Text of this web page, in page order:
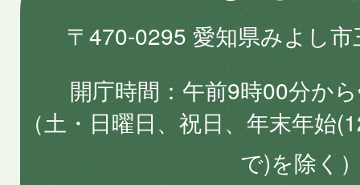
〒470-0295 愛知県みよし
開庁時間
午前9時00分か
（土・日曜日、祝日、年末年始
で)を除く